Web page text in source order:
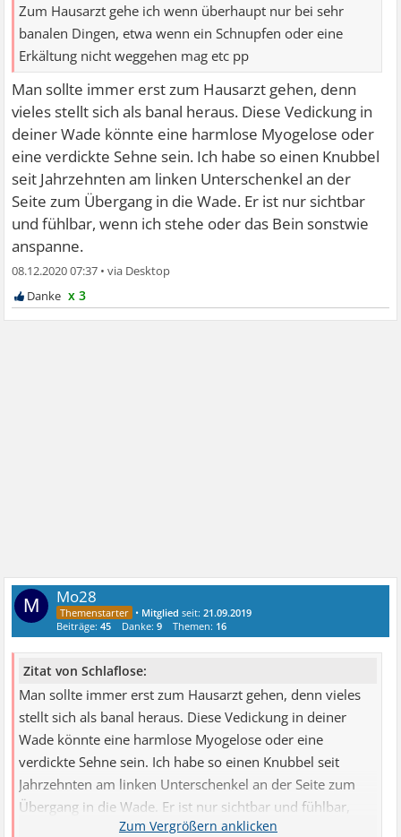
Zum Hausarzt gehe ich wenn überhaupt nur bei sehr
banalen Dingen, etwa wenn ein Schnupfen oder eine
Erkältung nicht weggehen mag etc pp
Man sollte immer erst zum Hausarzt gehen, denn
vieles stellt sich als banal heraus. Diese Vedickung in
deiner Wade könnte eine harmlose Myogelose oder
eine verdickte Sehne sein. Ich habe so einen Knubbel
seit Jahrzehnten am linken Unterschenkel an der
Seite zum Übergang in die Wade. Er ist nur sichtbar
und fühlbar, wenn ich stehe oder das Bein sonstwie
anspanne.
08.12.2020 07:37 •
x 3
M Mo28
• Mitglied seit:21.09.2019
Beiträge:45 Danke:9 Themen: 16
Zitat von Schlaflose:
Man sollte immer erst zum Hausarzt gehen, denn vieles
stellt sich als banal heraus. Diese Vedickung in deiner
Wade könnte eine harmlose Myogelose oder eine
verdickte Sehne sein. Ich habe so einen Knubbel seit
Jahrzehnten am linken Unterschenkel an der Seite zum
Übergang in die Wade. Er ist nur sichtbar und fühlbar,
wenn ich stehe oder das Bein sonstwie anspanne.